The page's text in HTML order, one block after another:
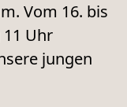
Vom 16. bis
Uhr
jungen